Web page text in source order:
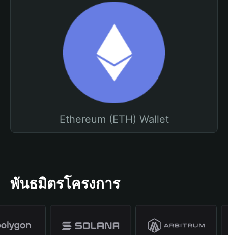
Ethereum (ETH) Wallet
พันธมิตรโครงการ